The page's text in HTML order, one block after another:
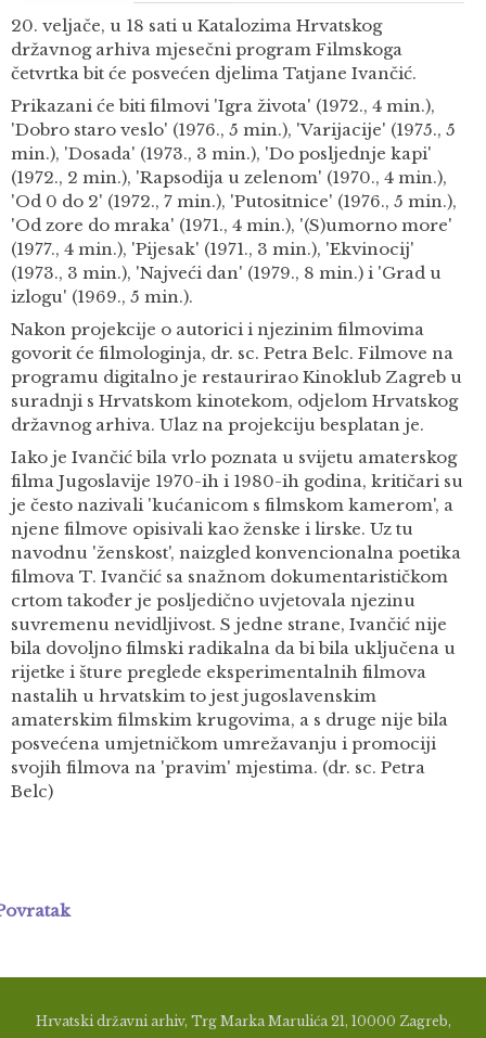
20. veljače, u 18 sati u Katalozima Hrvatskog
državnog arhiva mjesečni program Filmskoga
četvrtka bit će posvećen djelima Tatjane Ivančić.
Prikazani će biti filmovi 'Igra života' (1972., 4 min.),
'Dobro staro veslo' (1976., 5 min.), 'Varijacije' (1975., 5
min.), 'Dosada' (1973., 3 min.), 'Do posljednje kapi'
(1972., 2 min.), 'Rapsodija u zelenom' (1970., 4 min.),
'Od 0 do 2' (1972., 7 min.), 'Putositnice' (1976., 5 min.),
'Od zore do mraka' (1971., 4 min.), '(S)umorno more'
(1977., 4 min.), 'Pijesak' (1971., 3 min.), 'Ekvinocij'
(1973., 3 min.), 'Najveći dan' (1979., 8 min.) i 'Grad u
izlogu' (1969., 5 min.).
Nakon projekcije o autorici i njezinim filmovima
govorit će filmologinja, dr. sc. Petra Belc. Filmove na
programu digitalno je restaurirao Kinoklub Zagreb u
suradnji s Hrvatskom kinotekom, odjelom Hrvatskog
državnog arhiva. Ulaz na projekciju besplatan je.
Iako je Ivančić bila vrlo poznata u svijetu amaterskog
filma Jugoslavije 1970-ih i 1980-ih godina, kritičari su
je često nazivali 'kućanicom s filmskom kamerom', a
njene filmove opisivali kao ženske i lirske. Uz tu
navodnu 'ženskost', naizgled konvencionalna poetika
filmova T. Ivančić sa snažnom dokumentarističkom
crtom također je posljedično uvjetovala njezinu
suvremenu nevidljivost. S jedne strane, Ivančić nije
bila dovoljno filmski radikalna da bi bila uključena u
rijetke i šture preglede eksperimentalnih filmova
nastalih u hrvatskim to jest jugoslavenskim
amaterskim filmskim krugovima, a s druge nije bila
posvećena umjetničkom umrežavanju i promociji
svojih filmova na 'pravim' mjestima. (dr. sc. Petra
Belc)
Hrvatski državni arhiv, Trg Marka Marulića 21, 10000 Zagreb,